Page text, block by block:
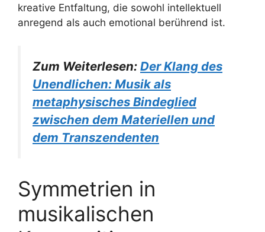
kreative Entfaltung, die sowohl intellektuell
anregend als auch emotional berührend ist.
Zum Weiterlesen: Der Klang des
Unendlichen: Musik als
metaphysisches Bindeglied
zwischen dem Materiellen und
dem Transzendenten
Symmetrien in
musikalischen